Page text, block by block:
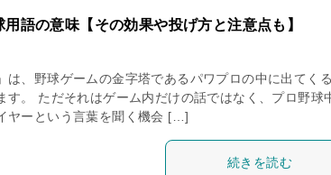
語の意味【その効果や投げ方と注意点も】
は、野球ゲームの金字塔であるパワプロの中に出てく
す。 ただそれはゲーム内だけの話ではなく、プロ野球
ヤーという言葉を聞く機会 […]
続きを読む